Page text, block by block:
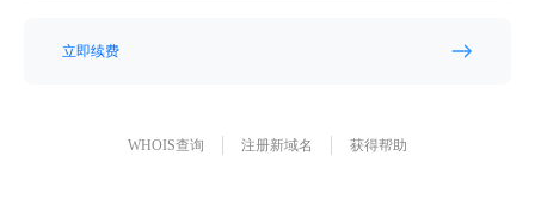
立即续费
WHOIS查询 注册新域名 获得帮助